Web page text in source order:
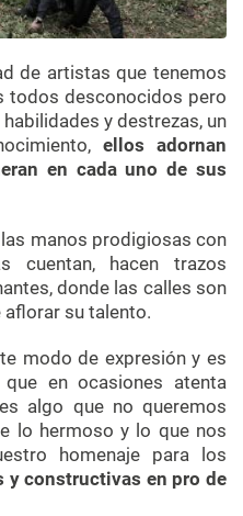
de artistas que tenemos
todos desconocidos pero
y destrezas, un
ellos adornan
en cada uno de sus
manos prodigiosas con
cuentan, hacen trazos
donde las calles son
su talento.
modo de expresión y es
en ocasiones atenta
algo que no queremos
lo hermoso y lo que nos
homenaje para los
y constructivas en pro de